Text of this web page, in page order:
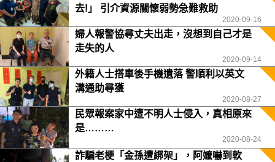
去!」 引介資源關懷弱勢急難救助
2020-09-16
婦人報警協尋丈夫出走，沒想到自己才是
走失的人
2020-09-14
外籍人士搭車後手機遺落 警順利以英文
溝通助尋獲
2020-08-27
民眾報案家中遭不明人士侵入，真相原來
是………
2020-08-24
詐騙老梗「金孫遭綁架」，阿嬤嚇到軟